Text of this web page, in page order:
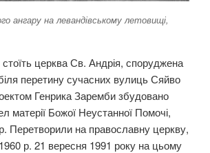
ангару на левандівському летовищі,
церква Св. Андрія, споруджена
перетину сучасних вулиць Сяйво
Генрика Заремби збудовано
матерії Божої Неустанної Помочі,
Перетворили на православну церкву,
р. 21 вересня 1991 року на цьому